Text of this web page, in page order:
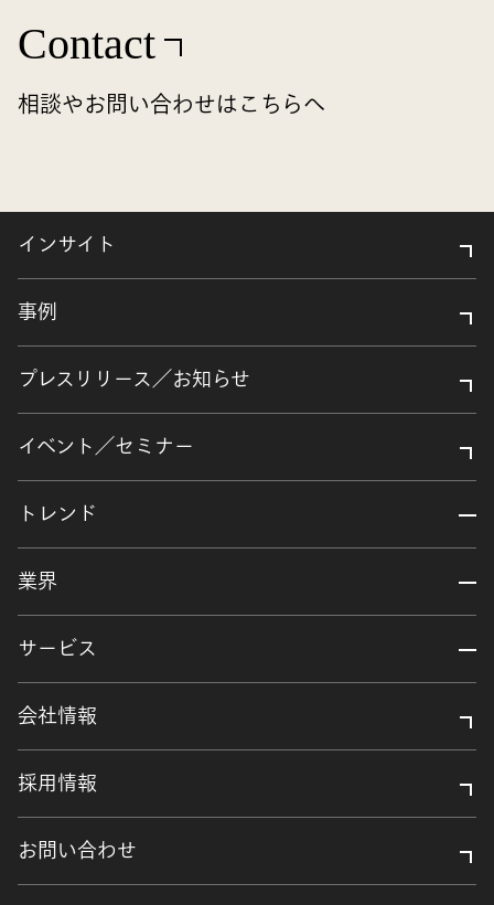
Contact
相談やお問い合わせはこちらへ
インサイト
事例
プレスリリース／お知らせ
イベント／セミナー
トレンド
業界
サービス
会社情報
採用情報
お問い合わせ